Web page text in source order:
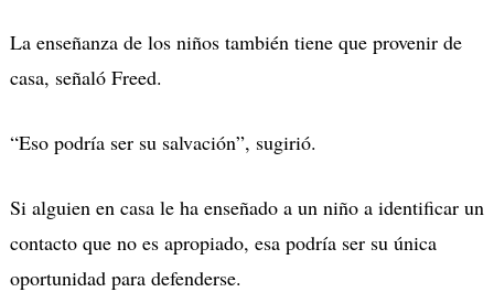
La enseñanza de los niños también tiene que provenir de
casa, señaló Freed.
“Eso podría ser su salvación”, sugirió.
Si alguien en casa le ha enseñado a un niño a identificar un
contacto que no es apropiado, esa podría ser su única
oportunidad para defenderse.